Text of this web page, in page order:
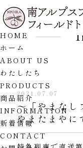
HOME
ホーム
ABOUT US
わたしたち
PRODUCTS
商品紹介
INFORMATION
新着情報
CONTACT
2021.07.07
～「やまなし
やまたまやに